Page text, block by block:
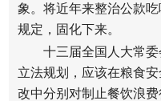
象。将近年来整治公款
规定，固化下来。
十三届全国人大常
立法规划，应该在粮食
改中分别对制止餐饮浪